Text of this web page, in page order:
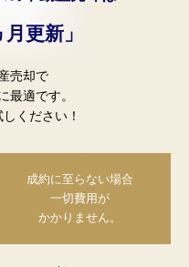
月更新」
売却で
最適です。
ください！
成約に至らない場合
一切費用が
かかりません。